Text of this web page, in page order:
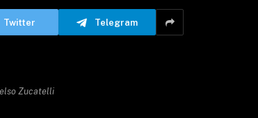
Twitter Telegram
Zucatelli